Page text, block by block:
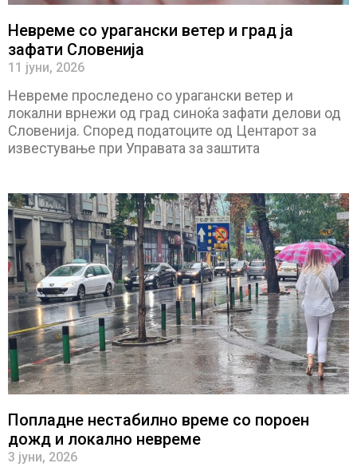
Невреме со урагански ветер и град ја
зафати Словенија
11 јуни, 2026
Невреме проследено со урагански ветер и
локални врнежи од град синоќа зафати делови од
Словенија. Според податоците од Центарот за
известување при Управата за заштита
Попладне нестабилно време со пороен
дожд и локално невреме
3 јуни, 2026